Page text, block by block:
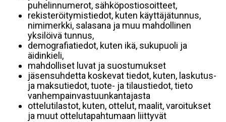
puhelinnumerot, sähköpostiosoitteet,
rekisteröitymistiedot, kuten käyttäjätunnus,
nimimerkki, salasana ja muu mahdollinen
yksilöivä tunnus,
demografiatiedot, kuten ikä, sukupuoli ja
äidinkieli,
mahdolliset luvat ja suostumukset
jäsensuhdetta koskevat tiedot, kuten, laskutus-
ja maksutiedot, tuote- ja tilaustiedot, tieto
vanhempainvastuunkantajasta
ottelutilastot, kuten, ottelut, maalit, varoitukset
ja muut ottelutapahtumaan liittyvät